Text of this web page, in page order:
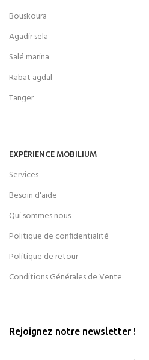
Bouskoura
Agadir sela
Salé marina
Rabat agdal
Tanger
EXPÉRIENCE MOBILIUM
Services
Besoin d'aide
Qui sommes nous
Politique de confidentialité
Politique de retour
Conditions Générales de Vente
Rejoignez notre newsletter !